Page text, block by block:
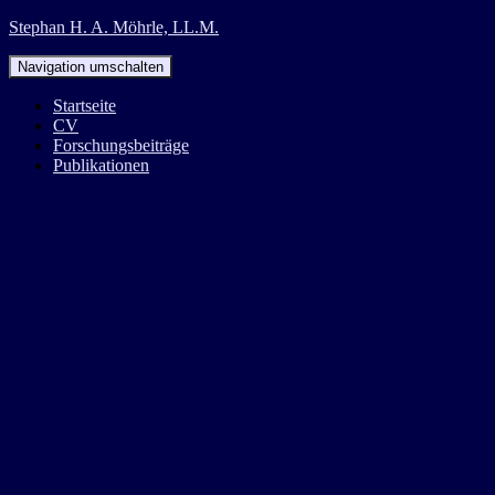
Stephan H. A. Möhrle, LL.M.
Navigation umschalten
Startseite
CV
Forschungsbeiträge
Publikationen